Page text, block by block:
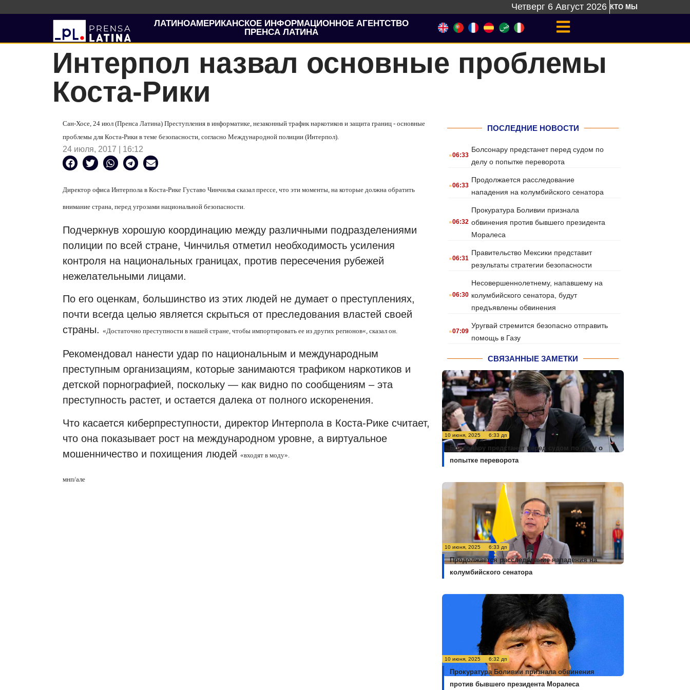
Четверг 6 Август 2026 КТО МЫ
ЛАТИНОАМЕРИКАНСКОЕ ИНФОРМАЦИОННОЕ АГЕНТСТВО
ПРЕНСА ЛАТИНА
Интерпол назвал основные проблемы
Коста-Рики
Сан-Хосе, 24 июл (Пренса Латина) Преступления в информатике, незаконный трафик наркотиков и защита границ - основные
проблемы для Коста-Рики в теме безопасности, согласно Международной полиции (Интерпол).
24 июля, 2017 | 16:12
Директор офиса Интерпола в Коста-Рике Густаво Чинчилья сказал прессе, что эти моменты, на которые должна обратить
внимание страна, перед угрозами национальной безопасности.
Подчеркнув хорошую координацию между различными подразделениями
полиции по всей стране, Чинчилья отметил необходимость усиления
контроля на национальных границах, против пересечения рубежей
нежелательными лицами.
По его оценкам, большинство из этих людей не думает о преступлениях,
почти всегда целью является скрыться от преследования властей своей
страны. «Достаточно преступности в нашей стране, чтобы импортировать ее из других регионов«, сказал он.
Рекомендовал нанести удар по национальным и международным
преступным организациям, которые занимаются трафиком наркотиков и
детской порнографией, поскольку — как видно по сообщениям – эта
преступность растет, и остается далека от полного искоренения.
Что касается киберпреступности, директор Интерпола в Коста-Рике считает,
что она показывает рост на международном уровне, а виртуальное
мошенничество и похищения людей «входят в моду».
мнп/але
ПОСЛЕДНИЕ НОВОСТИ
.06:33
Болсонару предстанет перед судом по
делу о попытке переворота
.06:33
Продолжается расследование
нападения на колумбийского сенатора
.06:32
Прокуратура Боливии признала
обвинения против бывшего президента
Моралеса
.06:31
Правительство Мексики представит
результаты стратегии безопасности
.06:30
Несовершеннолетнему, напавшему на
колумбийского сенатора, будут
предъявлены обвинения
.07:09
Уругвай стремится безопасно отправить
помощь в Газу
СВЯЗАННЫЕ ЗАМЕТКИ
10 июня, 2025 6:33 дп
Болсонару предстанет перед судом по делу о
попытке переворота
10 июня, 2025 6:33 дп
Продолжается расследование нападения на
колумбийского сенатора
10 июня, 2025 6:32 дп
Прокуратура Боливии признала обвинения
против бывшего президента Моралеса